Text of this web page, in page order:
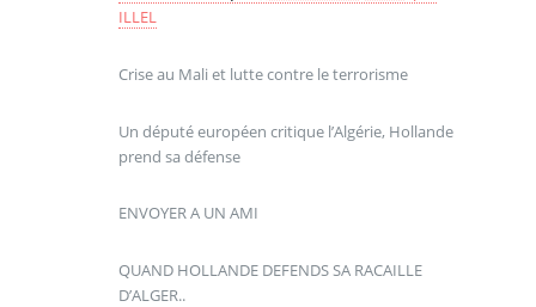
ILLEL
Crise au Mali et lutte contre le terrorisme
Un député européen critique l’Algérie, Hollande
prend sa défense
ENVOYER A UN AMI
QUAND HOLLANDE DEFENDS SA RACAILLE
D’ALGER..